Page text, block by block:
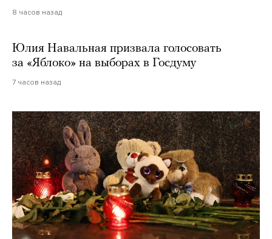
8 часов назад
Юлия Навальная призвала голосовать
за «Яблоко» на выборах в Госдуму
7 часов назад